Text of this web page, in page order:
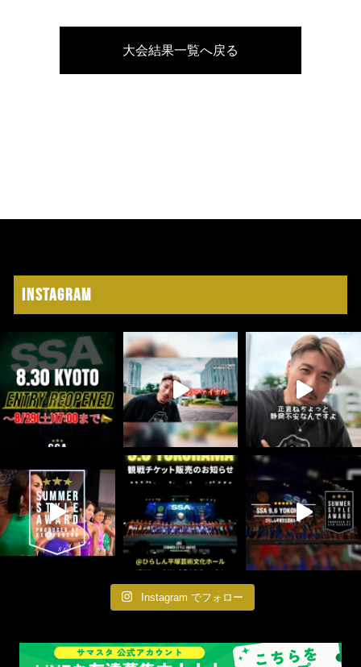
大会結果一覧へ戻る
Instagram
Instagram でフォロー